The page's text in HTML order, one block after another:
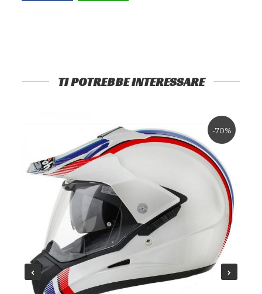
TI POTREBBE INTERESSARE
-70%